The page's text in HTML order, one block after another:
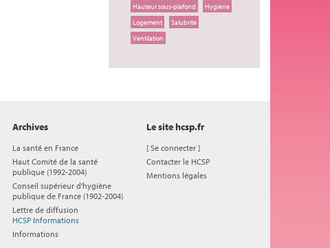
Hauteur sous-plafond
Hygiène
Logement
Salubrité
Ventilation
Archives
La santé en France
Haut Comité de la santé
publique (1992-2004)
Conseil supérieur d'hygiène
publique de France (1902-2004)
Lettre de diffusion
HCSP Informations
Informations
Le site hcsp.fr
[Se connecter ]
Contacter le HCSP
Mentions légales